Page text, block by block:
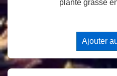
plante grasse
Ajouter